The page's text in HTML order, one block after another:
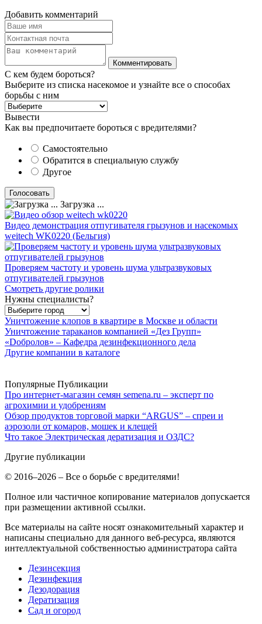
Добавить комментарий
С кем будем бороться?
Выберите из списка насекомое и узнайте все о способах
борьбы с ним
Вывести
Как вы предпочитаете бороться с вредителями?
Самостоятельно
Обратится в специальную службу
Другое
Загрузка ...
Видео демонстрация отпугивателя грызунов и насекомых
weitech WK0220 (Бельгия)
Проверяем частоту и уровень шума ультразвуковых
отпугивателей грызунов
Смотреть другие ролики
Нужны специалисты?
Уничтожение клопов в квартире в Москве и области
Уничтожение тараканов компанией «Дез Групп»
«Dобролов» – Кафедра дезинфекционного дела
Другие компании в каталоге
Популярные Публикации
Про интернет-магазин семян semena.ru – эксперт по
агрохимии и удобрениям
Обзор продуктов торговой марки “ARGUS” – спреи и
аэрозоли от комаров, мошек и клещей
Что такое Электрическая дератизация и ОЗДС?
Другие публикации
© 2016–2026 – Все о борьбе с вредителями!
Полное или частичное копирование материалов допускается
при размещении активной ссылки.
Все материалы на сайте носят ознакомительный характер и
написаны специально для данного веб-ресурса, являются
интеллектуальной собственностью администратора сайта
Дезинсекция
Дезинфекция
Дезодорация
Дератизация
Сад и огород